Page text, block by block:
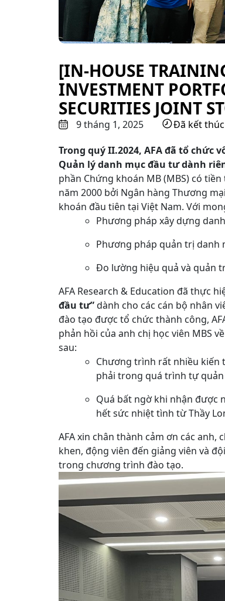
[IN-HOUSE
INVESTMENT
SECURITIES JOINT
9 tháng 1, 2025
Đã kết thúc
Trong quý II.2024, AFA đã tổ
Quản lý danh mục đầu tư dành
phần Chứng khoán MB (MBS) có
năm 2000 bởi Ngân hàng Thương
khoán đầu tiên tại Việt Nam. Với
Phương pháp xây dựng
Phương pháp quản trị danh
Đo lường hiệu quả và quản
AFA Research & Education đã thực
đầu tư”dành cho các cán bộ nhân
đào tạo được tổ chức thành công,
phản hồi của anh chị học viên MBS
sau:
Chương trình rất nhiều kiến
phải trong quá trình tự
Quá bất ngờ khi nhận được
hết sức nhiệt tình từ Thầy
AFA xin chân thành cảm ơn các
khen, động viên đến giảng viên và
trong chương trình đào tạo.